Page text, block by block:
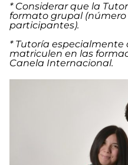
* Considerar que la
formato grupal
participantes).
* Tutoría especialmente
matriculen en las
Canela Internacional.